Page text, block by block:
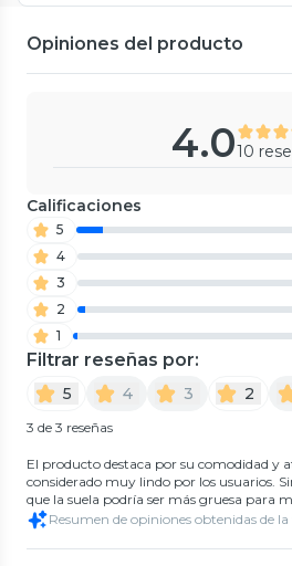
Opiniones del producto
4.010
Calificaciones
5
4
3
2
1
Filtrar reseñas por:
5 4 3 2
3 de 3 reseñas
El producto destaca por su comodidad y
considerado muy lindo por los usuarios.
que la suela podría ser más gruesa para
Resumen de opiniones obtenidas de